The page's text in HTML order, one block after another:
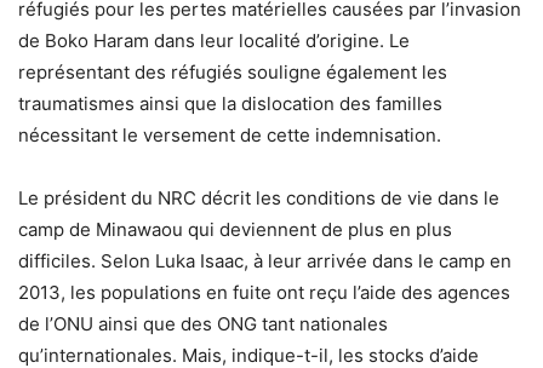
réfugiés pour les pertes matérielles causées par l’invasion
de Boko Haram dans leur localité d’origine. Le
représentant des réfugiés souligne également les
traumatismes ainsi que la dislocation des familles
nécessitant le versement de cette indemnisation.
Le président du NRC décrit les conditions de vie dans le
camp de Minawaou qui deviennent de plus en plus
difficiles. Selon Luka Isaac, à leur arrivée dans le camp en
2013, les populations en fuite ont reçu l’aide des agences
de l’ONU ainsi que des ONG tant nationales
qu’internationales. Mais, indique-t-il, les stocks d’aide